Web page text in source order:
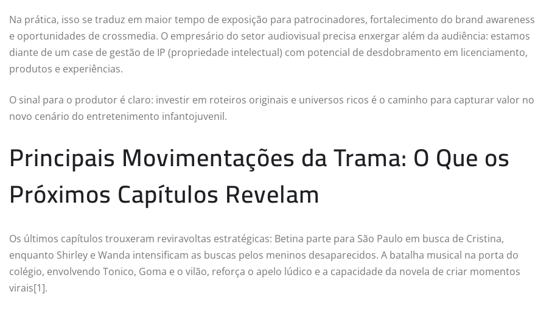
Na prática, isso se traduz em maior tempo de exposição para patrocinadores, fortalecimento do brand awareness
e oportunidades de crossmedia. O empresário do setor audiovisual precisa enxergar além da audiência: estamos
diante de um case de gestão de IP (propriedade intelectual) com potencial de desdobramento em licenciamento,
produtos e experiências.
O sinal para o produtor é claro: investir em roteiros originais e universos ricos é o caminho para capturar valor no
novo cenário do entretenimento infantojuvenil.
Principais Movimentações da Trama: O Que os
Próximos Capítulos Revelam
Os últimos capítulos trouxeram reviravoltas estratégicas: Betina parte para São Paulo em busca de Cristina,
enquanto Shirley e Wanda intensificam as buscas pelos meninos desaparecidos. A batalha musical na porta do
colégio, envolvendo Tonico, Goma e o vilão, reforça o apelo lúdico e a capacidade da novela de criar momentos
virais[1].